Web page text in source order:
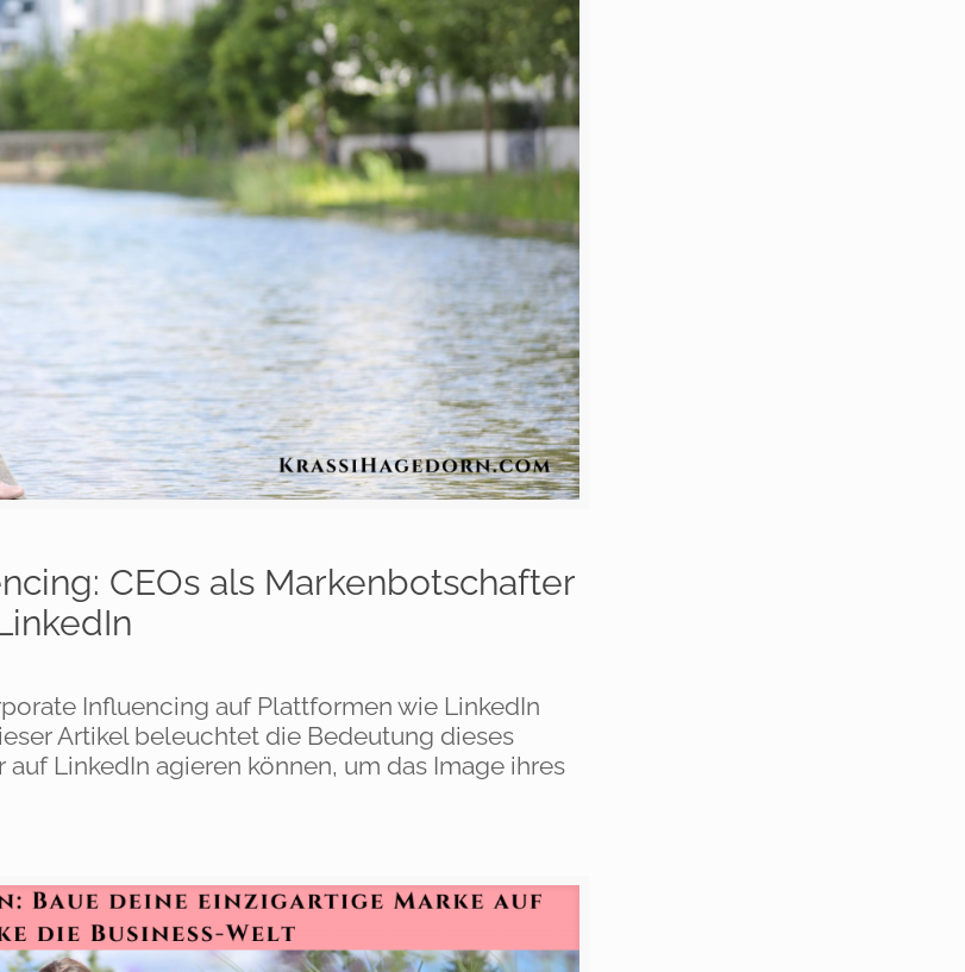
CEOs als Markenbotschafter
Influencing auf Plattformen wie LinkedIn
Artikel beleuchtet die Bedeutung dieses
LinkedIn agieren können, um das Image ihres